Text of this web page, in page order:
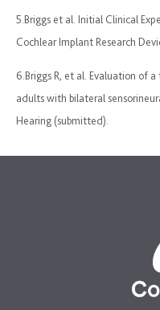
5.Briggs et al. Initial Clinical
Cochlear Implant Research
6.Briggs R, et al. Evaluation of
adults with bilateral
Hearing (submitted).